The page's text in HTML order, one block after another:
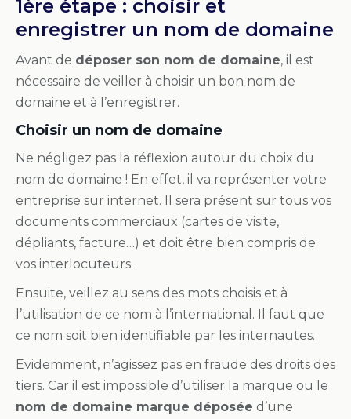
1ère étape : choisir et
enregistrer un nom de domaine
Avant de déposer son nom de domaine, il est
nécessaire de veiller à choisir un bon nom de
domaine et à l’enregistrer.
Choisir un nom de domaine
Ne négligez pas la réflexion autour du choix du
nom de domaine ! En effet, il va représenter votre
entreprise sur internet. Il sera présent sur tous vos
documents commerciaux (cartes de visite,
dépliants, facture…) et doit être bien compris de
vos interlocuteurs.
Ensuite, veillez au sens des mots choisis et à
l’utilisation de ce nom à l’international. Il faut que
ce nom soit bien identifiable par les internautes.
Evidemment, n’agissez pas en fraude des droits des
tiers. Car il est impossible d’utiliser la marque ou le
nom de domaine marque déposée d’une